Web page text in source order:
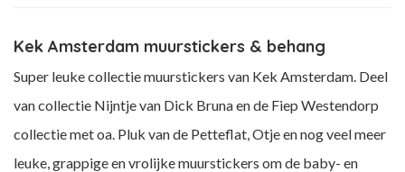
Kek Amsterdam muurstickers & behang
Super leuke collectie muurstickers van Kek Amsterdam. Deel
van collectie Nijntje van Dick Bruna en de Fiep Westendorp
collectie met oa. Pluk van de Petteflat, Otje en nog veel meer
leuke, grappige en vrolijke muurstickers om de baby- en